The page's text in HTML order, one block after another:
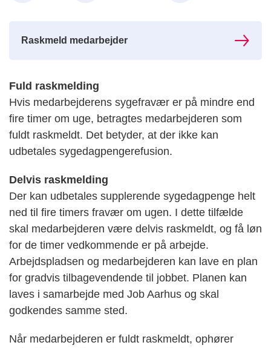
Raskmeld medarbejder
Fuld raskmelding
Hvis medarbejderens sygefravær er på mindre end
fire timer om uge, betragtes medarbejderen som
fuldt raskmeldt. Det betyder, at der ikke kan
udbetales sygedagpengerefusion.
Delvis raskmelding
Der kan udbetales supplerende sygedagpenge helt
ned til fire timers fravær om ugen. I dette tilfælde
skal medarbejderen være delvis raskmeldt, og få løn
for de timer vedkommende er på arbejde.
Arbejdspladsen og medarbejderen kan lave en plan
for gradvis tilbagevendende til jobbet. Planen kan
laves i samarbejde med Job Aarhus og skal
godkendes samme sted.
Når medarbejderen er fuldt raskmeldt, ophører